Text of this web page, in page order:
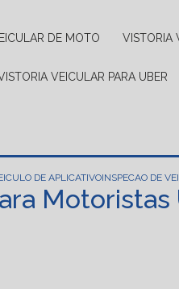
DE MOTO
VISTORIA VEICULAR PARA UBER
DE APLICATIVOINSPECAO DE